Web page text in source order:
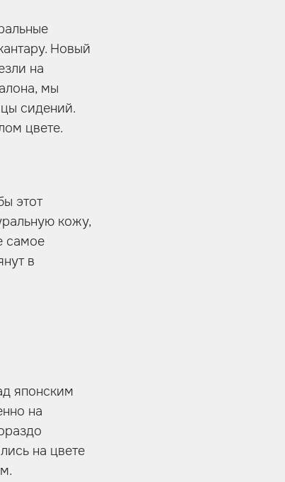
Новый
на
мы
сидений.
цвете.
этот
кожу,
самое
в
японским
на
на цвете